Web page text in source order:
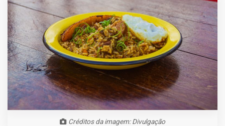
Créditos da imagem: Divulgação